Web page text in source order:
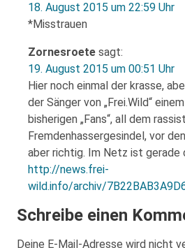
18. August 2015 um 22:59 Uhr
*Misstrauen
Zornesroete sagt:
19. August 2015 um 00:51 Uhr
Hier noch einmal der krasse,
der Sänger von „Frei.Wild“
bisherigen „Fans“, all dem
Fremdenhassergesindel, vor
aber richtig. Im Netz ist gerade
http://news.frei-
wild.info/archiv/
Schreibe einen
Deine E-Mail-Adresse wird nicht